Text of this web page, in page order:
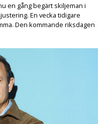
en gång begärt skiljeman i
En vecka tidigare
Den kommande riksdagen